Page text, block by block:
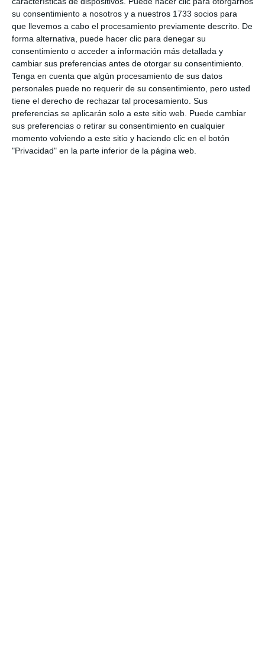
su consentimiento a nosotros y a nuestros 1733 socios para
que llevemos a cabo el procesamiento previamente descrito. De
forma alternativa, puede hacer clic para denegar su
consentimiento o acceder a información más detallada y
cambiar sus preferencias antes de otorgar su consentimiento.
Tenga en cuenta que algún procesamiento de sus datos
personales puede no requerir de su consentimiento, pero usted
tiene el derecho de rechazar tal procesamiento. Sus
preferencias se aplicarán solo a este sitio web. Puede cambiar
sus preferencias o retirar su consentimiento en cualquier
momento volviendo a este sitio y haciendo clic en el botón
"Privacidad" en la parte inferior de la página web.